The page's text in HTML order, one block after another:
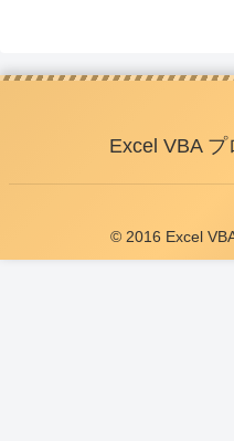
Excel VBA
© 2016 Excel